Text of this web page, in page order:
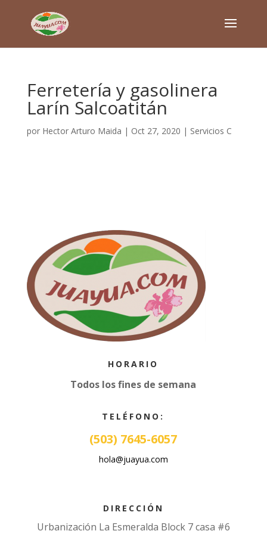
Ferretería y gasolinera
Larín Salcoatitán
por Hector Arturo Maida | Oct 27, 2020 | Servicios C
HORARIO
Todos los fines de semana
TELÉFONO:
(503) 7645-6057
hola@juayua.com
DIRECCIÓN
Urbanización La Esmeralda Block 7 casa #6